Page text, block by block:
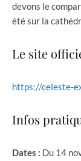
devons le
été sur la
Le site
https://celeste-
Infos
Dates : Du 14